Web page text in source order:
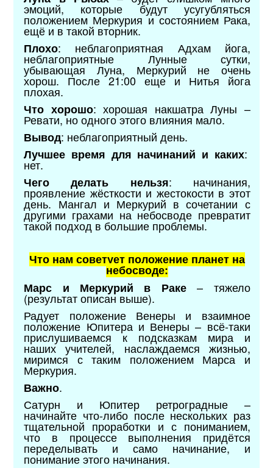
эмоций, которые будут усугубляться
положением Меркурия и состоянием Рака,
ещё и в такой вторник.
Плохо: неблагоприятная Адхам йога,
неблагоприятные Лунные сутки,
убывающая Луна, Меркурий не очень
хорош. После 21:00 еще и Нитья йога
плохая.
Что хорошо: хорошая накшатра Луны –
Ревати, но одного этого влияния мало.
Вывод: неблагоприятный день.
Лучшее время для начинаний и каких:
нет.
Чего делать нельзя: начинания,
проявление жёсткости и жестокости в этот
день. Мангал и Меркурий в сочетании с
другими грахами на небосводе превратит
такой подход в большие проблемы.
Что нам советует положение планет на
небосводе:
Марс и Меркурий в Раке– тяжело
(результат описан выше).
Радует положение Венеры и взаимное
положение Юпитера и Венеры – всё-таки
прислушиваемся к подсказкам мира и
наших учителей, наслаждаемся жизнью,
миримся с таким положением Марса и
Меркурия.
Важно.
Сатурн и Юпитер ретроградные –
начинайте что-либо после нескольких раз
тщательной проработки и с пониманием,
что в процессе выполнения придётся
переделывать и само начинание, и
понимание этого начинания.